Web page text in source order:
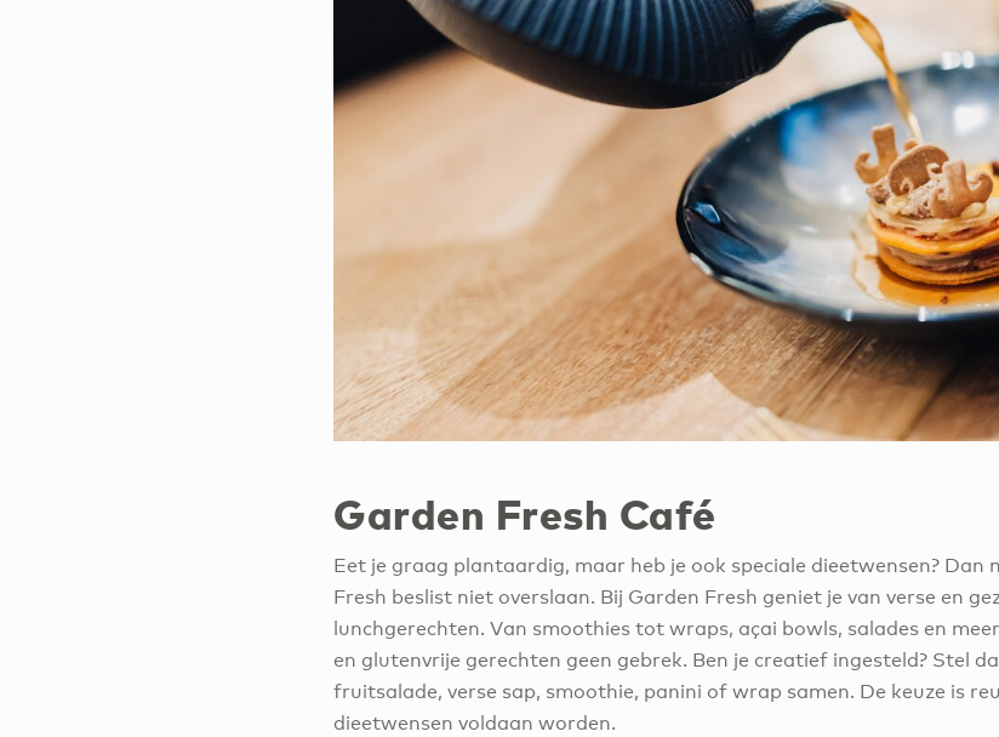
Garden Fresh Café
Eet je graag plantaardig, maar heb je ook speciale dieetwensen? Dan
Fresh beslist niet overslaan. Bij Garden Fresh geniet je van verse en
lunchgerechten. Van smoothies tot wraps, açai bowls, salades en
en glutenvrije gerechten geen gebrek. Ben je creatief ingesteld? Stel
fruitsalade, verse sap, smoothie, panini of wrap samen. De keuze is
dieetwensen voldaan worden.